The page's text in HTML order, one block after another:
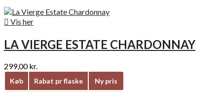
 Vis her
LA VIERGE ESTATE CHARDONNAY
299,00 kr.
Køb Rabat pr flaske
Ny pris